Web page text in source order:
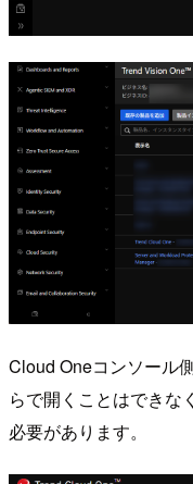
Cloud Oneコンソール
らで開くことはできな
必要があります。